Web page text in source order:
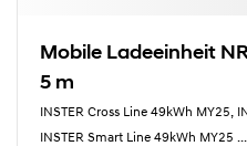
Mobile Ladeeinheit
5 m
INSTER Cross Line 49kWh MY25,
INSTER Smart Line 49kWh MY25 ...